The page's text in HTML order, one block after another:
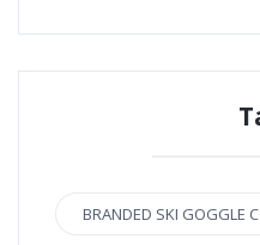
BRANDED SKI GOGGLE